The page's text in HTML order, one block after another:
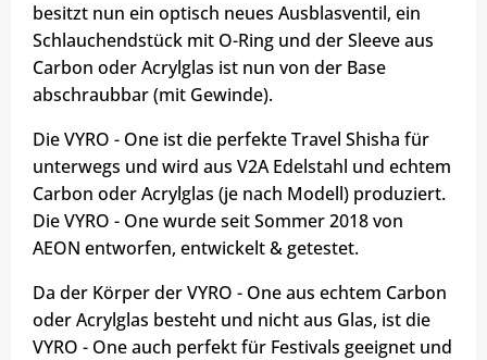
besitzt nun ein optisch neues Ausblasventil, ein
Schlauchendstück mit O-Ring und der Sleeve aus
Carbon oder Acrylglas ist nun von der Base
abschraubbar (mit Gewinde).
Die VYRO - One ist die perfekte Travel Shisha für
unterwegs und wird aus V2A Edelstahl und echtem
Carbon oder Acrylglas (je nach Modell) produziert.
Die VYRO - One wurde seit Sommer 2018 von
AEON entworfen, entwickelt & getestet.
Da der Körper der VYRO - One aus echtem Carbon
oder Acrylglas besteht und nicht aus Glas, ist die
VYRO - One auch perfekt für Festivals geeignet und